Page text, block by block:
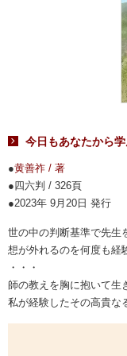
今日もあなたから
黄善祚 / 著
四六判 / 326頁
2023年 9月20日 発行
世の中の判断基準で先生
想が外れるのを何度も経
・・・
師の教えを胸に抱いて生
私が経験したその高貴な